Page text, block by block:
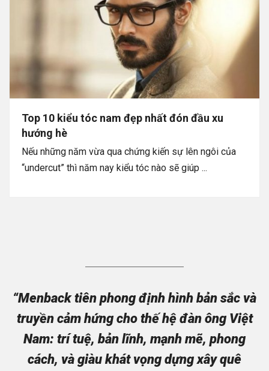
Top 10 kiểu tóc nam đẹp nhất đón đầu xu
hướng hè
Nếu những năm vừa qua chứng kiến sự lên ngôi của
“undercut” thì năm nay kiểu tóc nào sẽ giúp ...
“Menback tiên phong định hình bản sắc và
truyền cảm hứng cho thế hệ đàn ông Việt
Nam: trí tuệ, bản lĩnh, mạnh mẽ, phong
cách, và giàu khát vọng dựng xây quê